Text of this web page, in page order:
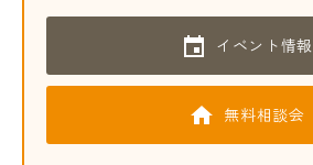
イベント情報
無料相談会